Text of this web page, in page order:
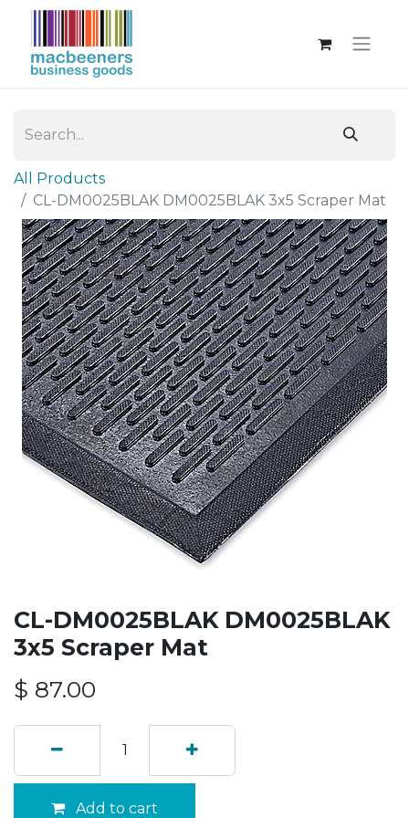
All Products
CL-DM0025BLAK DM0025BLAK 3x5 Scraper Mat
CL-DM0025BLAK DM0025BLAK
3x5 Scraper Mat
$ 87.00
Add to cart